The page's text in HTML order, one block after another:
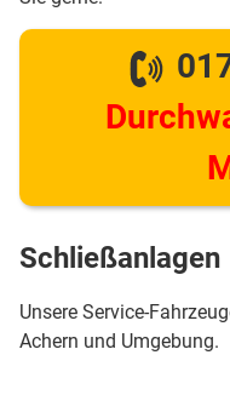
Schließanlagen
Unsere Service-
Achern und Umgebung.